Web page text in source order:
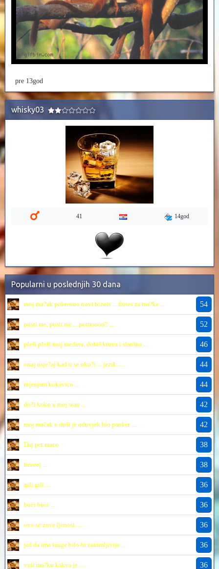
pre 13god
whisky03
41 14god
Popularni u poslednjih 30 dana
moj ma?ak pokrenuo novi biznis ... fitnes za ma?ke ... 54
pusti me, pusti me ... pomoooo? .... 52
pleši pleši moj medina, dobiš kruva i slanina ... 46
onaj osje?aj kad ti se uko?i ... jezik ... 44
mjenjam kukavicu ... 44
do?i koko u moj stan ... 42
moj mačak u duši je oduvjek bio panker ... 42
Daj pet maco 38
heeeej ... 38
gili gili ... 36
buci buci ... 36
ovo se zove ljenost ... 36
još da ima tange bilo bi zanimljivije ... 36
vidi ma?ku kakva je .... 36